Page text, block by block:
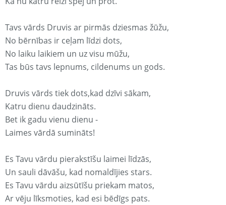
Tavs vārds Druvis ar pirmās dziesmas žūžu,
No bērnības ir ceļam līdzi dots,
No laiku laikiem un uz visu mūžu,
Tas būs tavs lepnums, cildenums un gods.
Druvis vārds tiek dots,kad dzīvi sākam,
Katru dienu daudzināts.
Bet ik gadu vienu dienu -
Laimes vārdā sumināts!
Es Tavu vārdu pierakstīšu laimei līdzās,
Un sauli dāvāšu, kad nomaldījies stars.
Es Tavu vārdu aizsūtīšu priekam matos,
Ar vēju līksmoties, kad esi bēdīgs pats.